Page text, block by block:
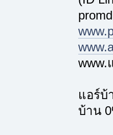
www.
แอร์บ้
บ้าน